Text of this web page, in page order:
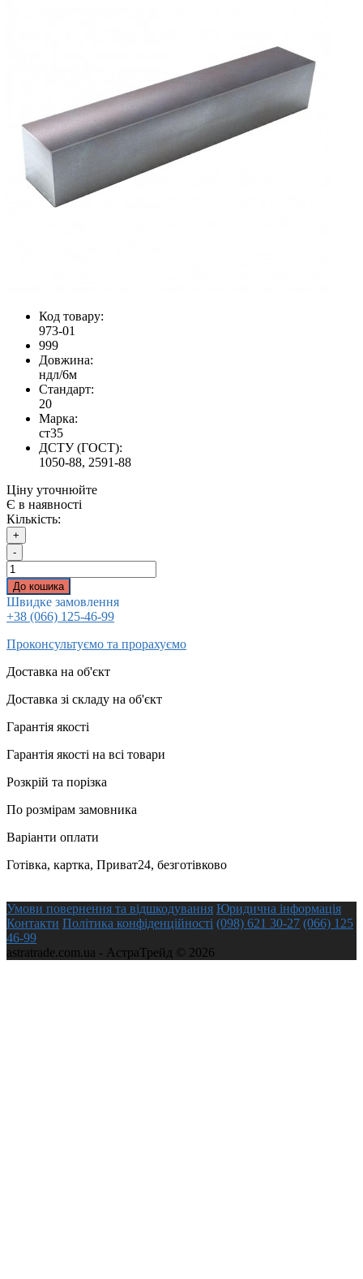
Код товару:
973-01
999
Довжина:
ндл/6м
Стандарт:
20
Марка:
ст35
ДСТУ (ГОСТ):
1050-88, 2591-88
Ціну уточнюйте
Є в наявності
Кількість:
+
-
До кошика
Швидке замовлення
+38 (066) 125-46-99
Проконсультуємо та прорахуємо
Доставка на об'єкт
Доставка зі складу на об'єкт
Гарантія якості
Гарантія якості на всі товари
Розкрій та порізка
По розмірам замовника
Варіанти оплати
Готівка, картка, Приват24, безготівково
Умови повернення та відшкодування Юридична інформація
Контакти Політика конфіденційності (098) 621 30-27 (066) 125
46-99
astratrade.com.ua - АстраТрейд © 2026